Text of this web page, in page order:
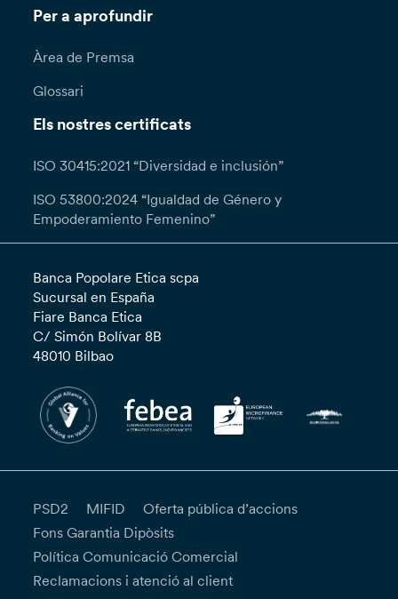
Per a aprofundir
Àrea de Premsa
Glossari
Els nostres certificats
ISO 30415:2021 “Diversidad e inclusión”
ISO 53800:2024 “Igualdad de Género y
Empoderamiento Femenino”
Banca Popolare Etica scpa
Sucursal en España
Fiare Banca Etica
C/ Simón Bolívar 8B
48010 Bilbao
PSD2 MIFID
Oferta pública d’accions
Fons Garantia Dipòsits
Política Comunicació Comercial
Reclamacions i atenció al client